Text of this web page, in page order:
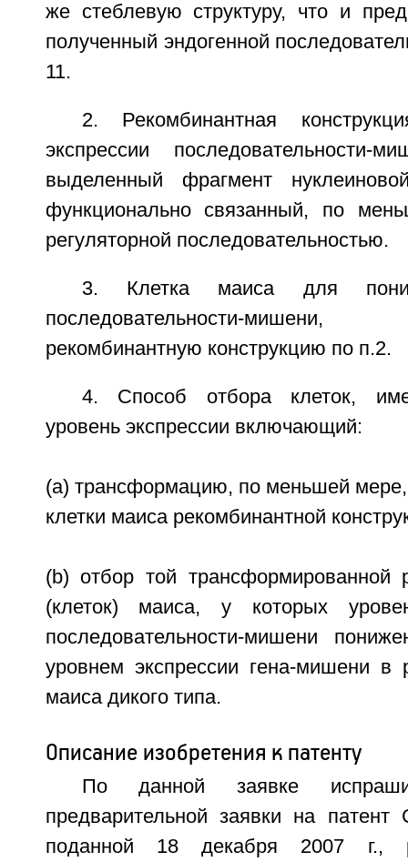
же стеблевую структуру, что и
полученный эндогенной
11.
2. Рекомбинантная
экспрессии последовательности-
выделенный фрагмент
функционально связанный, по
регуляторной последовательностью.
3. Клетка маиса для
последовательности-
рекомбинантную конструкцию по п.2.
4. Способ отбора клеток,
уровень экспрессии включающий:
(а) трансформацию, по меньшей мере,
клетки маиса рекомбинантной
(b) отбор той трансформированной
(клеток) маиса, у которых
последовательности-мишени
уровнем экспрессии гена-мишени в
маиса дикого типа.
Описание изобретения к патенту
По данной заявке
предварительной заявки на
поданной 18 декабря 2007 г.,